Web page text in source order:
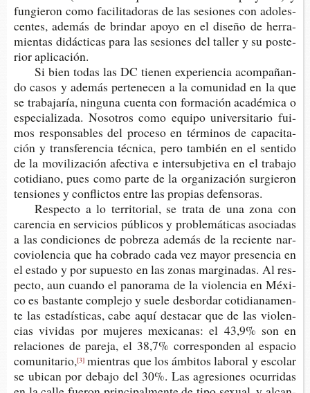
fun­gie­ron como faci­li­ta­do­ras de las sesio­nes con ado­les­
cen­tes, ade­más de brin­dar apoyo en el dise­ño de herra­
mien­tas didác­ti­cas para las sesio­nes del taller y su pos­te­
rior aplicación.
Si bien todas las DC tie­nen expe­rien­cia acom­pa­ñan­
do casos y ade­más per­te­ne­cen a la comu­ni­dad en la que
se tra­ba­ja­ría, nin­gu­na cuen­ta con for­ma­ción aca­dé­mi­ca o
espe­cia­li­za­da. Noso­tros como equi­po uni­ver­si­ta­rio fui­
mos res­pon­sa­bles del pro­ce­so en tér­mi­nos de capa­ci­ta­
ción y trans­fe­ren­cia téc­ni­ca, pero tam­bién en el sen­ti­do
de la movi­li­za­ción afec­ti­va e inter­sub­je­ti­va en el tra­ba­jo
coti­diano, pues como parte de la orga­ni­za­ción sur­gie­ron
ten­sio­nes y con­flic­tos entre las pro­pias defensoras.
Res­pec­to a lo terri­to­rial, se trata de una zona con
caren­cia en ser­vi­cios públi­cos y pro­ble­má­ti­cas aso­cia­das
a las con­di­cio­nes de pobre­za ade­más de la recien­te nar­
co­vio­len­cia que ha cobra­do cada vez mayor pre­sen­cia en
el esta­do y por supues­to en las zonas mar­gi­na­das. Al res­
pec­to, aun cuan­do el pano­ra­ma de la vio­len­cia en Méxi­
co es bas­tan­te com­ple­jo y suele des­bor­dar coti­dia­na­men­
te las esta­dís­ti­cas, cabe aquí des­ta­car que de las vio­len­
cias vivi­das por muje­res mexi­ca­nas: el 43,9% son en
rela­cio­nes de pare­ja, el 38,7% corres­pon­den al espa­cio
comunitario,[3] mien­tras que los ámbi­tos labo­ral y esco­lar
se ubi­can por deba­jo del 30%. Las agre­sio­nes ocu­rri­das